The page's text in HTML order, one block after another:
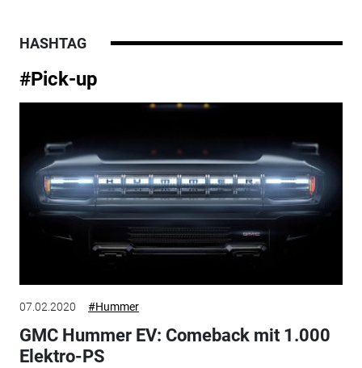
HASHTAG
#Pick-up
07.02.2020 #Hummer
GMC Hummer EV: Comeback mit 1.000
Elektro-PS